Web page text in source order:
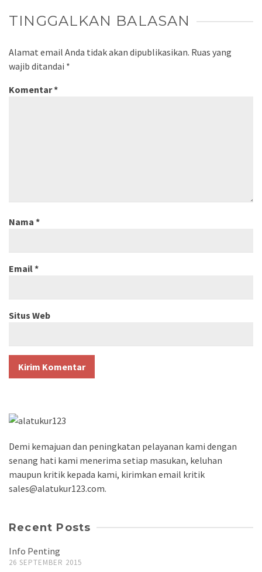
TINGGALKAN BALASAN
Alamat email Anda tidak akan dipublikasikan. Ruas yang
wajib ditandai *
Komentar*
Nama *
Email*
Situs Web
Demi kemajuan dan peningkatan pelayanan kami dengan
senang hati kami menerima setiap masukan, keluhan
maupun kritik kepada kami, kirimkan email kritik
sales@alatukur123.com.
Recent Posts
Info Penting
26 SEPTEMBER 2015